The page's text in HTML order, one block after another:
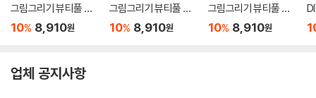
그림그리기 뷰티풀 에
리얼 25X25
10% 8,910원
그림그리기 뷰티풀 벨
25X25
10% 8,910원
그림그리기 뷰티풀 쟈
스민 25X25
10% 8,910원
업체 공지사항